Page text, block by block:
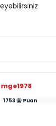
mge1978
1753 Puan